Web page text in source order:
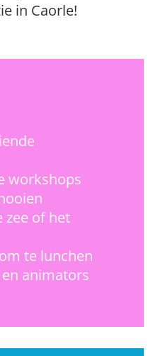
in Caorle!
workshops
zee of het
te lunchen
animators